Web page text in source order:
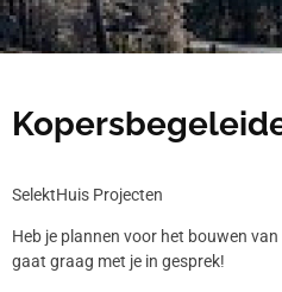
SelektHuis Projecten
Heb je plannen voor het bouwen
gaat graag met je in gesprek!